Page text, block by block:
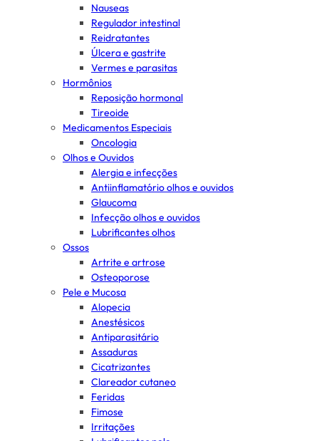
Nauseas
Regulador intestinal
Reidratantes
Úlcera e gastrite
Vermes e parasitas
Hormônios
Reposição hormonal
Tireoide
Medicamentos Especiais
Oncologia
Olhos e Ouvidos
Alergia e infecções
Antiinflamatório olhos e ouvidos
Glaucoma
Infecção olhos e ouvidos
Lubrificantes olhos
Ossos
Artrite e artrose
Osteoporose
Pele e Mucosa
Alopecia
Anestésicos
Antiparasitário
Assaduras
Cicatrizantes
Clareador cutaneo
Feridas
Fimose
Irritações